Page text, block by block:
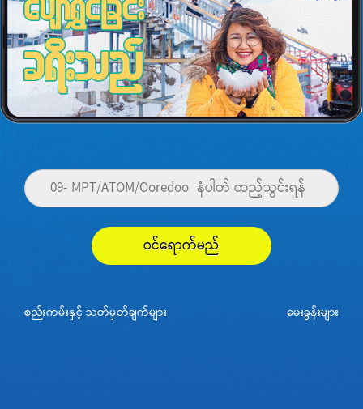
ဝင်ရောက်မည်
စည်းကမ်းနှင့် သတ်မှတ်ချက်များ မေးခွန်းများ